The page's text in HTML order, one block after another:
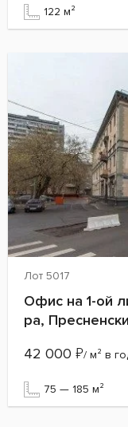
122 м²
Лот 5017
Офис на 1-ой
ра,
42 000 ₽/ м² в
75 — 185 м²